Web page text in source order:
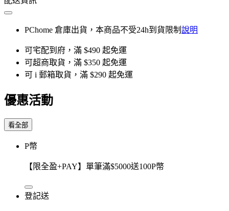
PChome 倉庫出貨，本商品不受24h到貨限制 說明
可宅配到府，滿 $490 起免運
可超商取貨，滿 $350 起免運
可 i 郵箱取貨，滿 $290 起免運
優惠活動
看全部
P幣
【限全盈+PAY】單筆滿$5000送100P幣
登記送